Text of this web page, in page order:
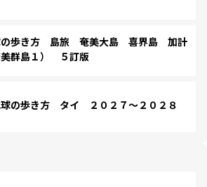
歩き方 島旅 奄美大島 喜界島 加計
美群島１） ５訂版
の歩き方 タイ ２０２７～２０２８